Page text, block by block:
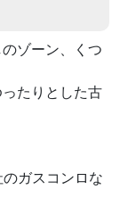
ゾーン、くつ
たりとした古
ガスコンロな